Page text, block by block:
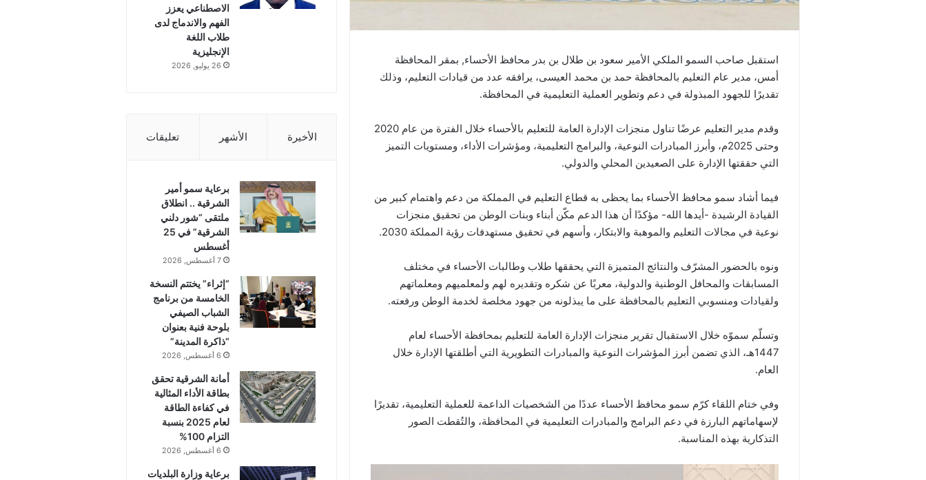
استقبل صاحب السمو الملكي الأمير سعود بن طلال بن بدر محافظ الأحساء, بمقر المحافظة
أمس، مدير عام التعليم بالمحافظة حمد بن محمد العيسى، يرافقه عدد من قيادات التعليم، وذلك
تقديرًا للجهود المبذولة في دعم وتطوير العملية التعليمية في المحافظة.
وقدم مدير التعليم عرضًا تناول منجزات الإدارة العامة للتعليم بالأحساء خلال الفترة من عام 2020
وحتى 2025م، وأبرز المبادرات النوعية، والبرامج التعليمية، ومؤشرات الأداء، ومستويات التميز
التي حققتها الإدارة على الصعيدين المحلي والدولي.
فيما أشاد سمو محافظ الأحساء بما يحظى به قطاع التعليم في المملكة من دعم واهتمام كبير من
القيادة الرشيدة -أيدها الله- مؤكدًا أن هذا الدعم مكّن أبناء وبنات الوطن من تحقيق منجزات
نوعية في مجالات التعليم والموهبة والابتكار، وأسهم في تحقيق مستهدفات رؤية المملكة 2030.
ونوه بالحضور المشرّف والنتائج المتميزة التي يحققها طلاب وطالبات الأحساء في مختلف
المسابقات والمحافل الوطنية والدولية، معربًا عن شكره وتقديره لهم ولمعلميهم ومعلماتهم
ولقيادات ومنسوبي التعليم بالمحافظة على ما يبذلونه من جهود مخلصة لخدمة الوطن ورفعته.
وتسلّم سموّه خلال الاستقبال تقرير منجزات الإدارة العامة للتعليم بمحافظة الأحساء لعام
1447هـ، الذي تضمن أبرز المؤشرات النوعية والمبادرات التطويرية التي أطلقتها الإدارة خلال
العام.
وفي ختام اللقاء كرّم سمو محافظ الأحساء عددًا من الشخصيات الداعمة للعملية التعليمية، تقديرًا
لإسهاماتهم البارزة في دعم البرامج والمبادرات التعليمية في المحافظة، والتُقطت الصور
التذكارية بهذه المناسبة.
الاصطناعي يعزز
الفهم والاندماج لدى
طلاب اللغة
الإنجليزية
26 يوليو, 2026
الأخيرة الأشهر تعليقات
برعاية سمو أمير
الشرقية .. انطلاق
ملتقى “شور دلني
الشرقية” في 25
أغسطس
7 أغسطس, 2026
“إثراء” يختتم النسخة
الخامسة من برنامج
الشباب الصيفي
بلوحة فنية بعنوان
“ذاكرة المدينة”
6 أغسطس, 2026
أمانة الشرقية تحقق
بطاقة الأداء المثالية
في كفاءة الطاقة
لعام 2025 بنسبة
التزام 100%
6 أغسطس, 2026
برعاية وزارة البلديات